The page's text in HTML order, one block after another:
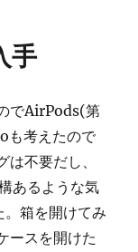
手
でAirPods(第
も考えたので
不要だし、
あるような気
箱を開けてみ
ースを開けた